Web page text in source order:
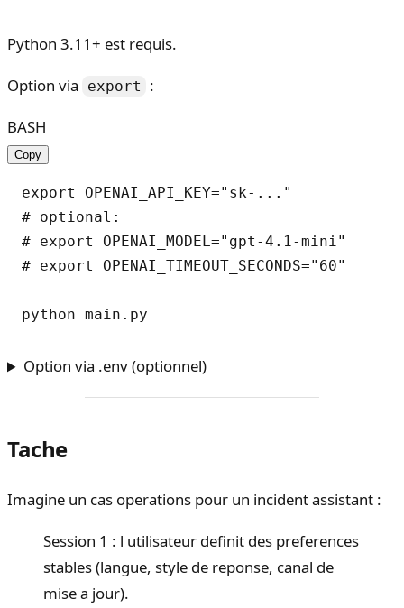
Python 3.11+ est requis.
Option via
export
:
BASH
Copy
export OPENAI_API_KEY="sk-..."
# optional:
# export OPENAI_MODEL="gpt-4.1-mini"
# export OPENAI_TIMEOUT_SECONDS="60"
Option via .env (optionnel)
Tache
Imagine un cas operations pour un incident assistant :
Session 1 : l utilisateur definit des preferences
stables (langue, style de reponse, canal de
mise a jour).